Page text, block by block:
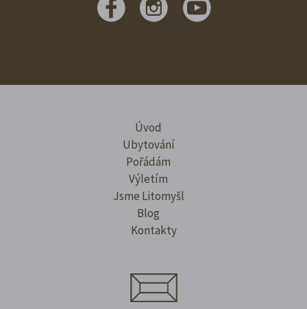
Úvod
Ubytování
Pořádám
Výletím
Jsme Litomyšl
Blog
Kontakty